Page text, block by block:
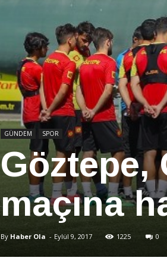
GÜNDEM SPOR
Göztepe,
maçına
By Haber Ola - Eylül 9, 2017 1225 0